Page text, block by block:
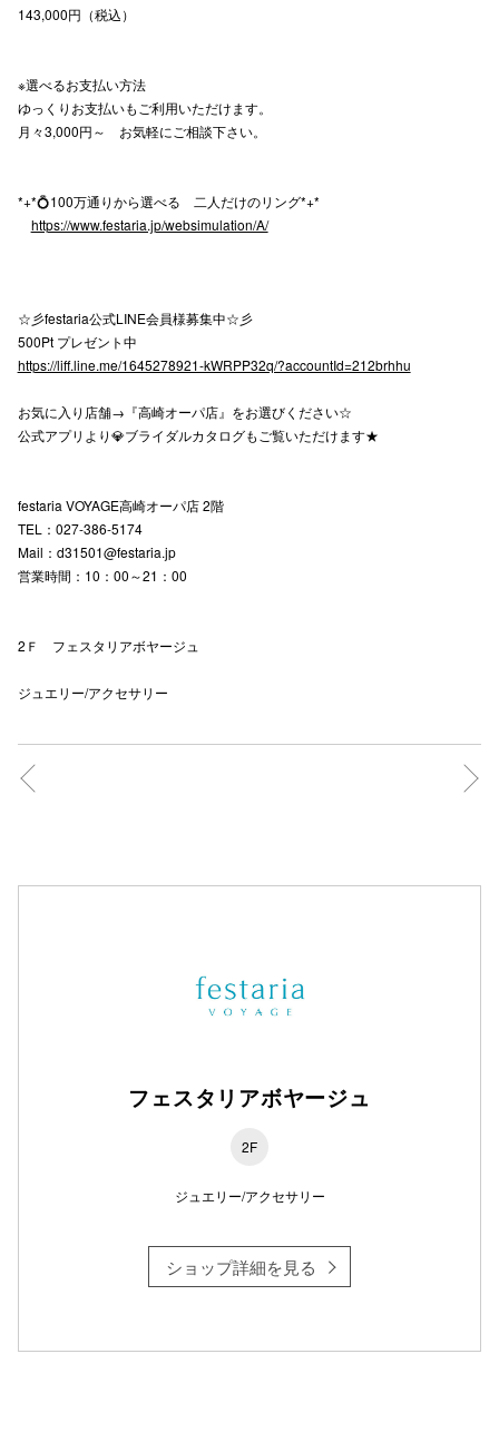
143,000円（税込）
※選べるお支払い方法
ゆっくりお支払いもご利用いただけます。
月々3,000円～ お気軽にご相談下さい。
*+*💍100万通りから選べる 二人だけのリング*+*
https://www.festaria.jp/websimulation/A/
☆彡festaria公式LINE会員様募集中☆彡
500Pt プレゼント中
https://liff.line.me/1645278921-kWRPP32q/?accountId=212brhhu
お気に入り店舗→『高崎オーパ店』をお選びください☆
公式アプリより💎ブライダルカタログもご覧いただけます★
festaria VOYAGE高崎オーパ店 2階
TEL：027-386-5174
Mail：d31501@festaria.jp
営業時間：10：00～21：00
2Ｆ フェスタリアボヤージュ
ジュエリー/アクセサリー
フェスタリアボヤージュ
2F
ジュエリー/アクセサリー
ショップ詳細を見る